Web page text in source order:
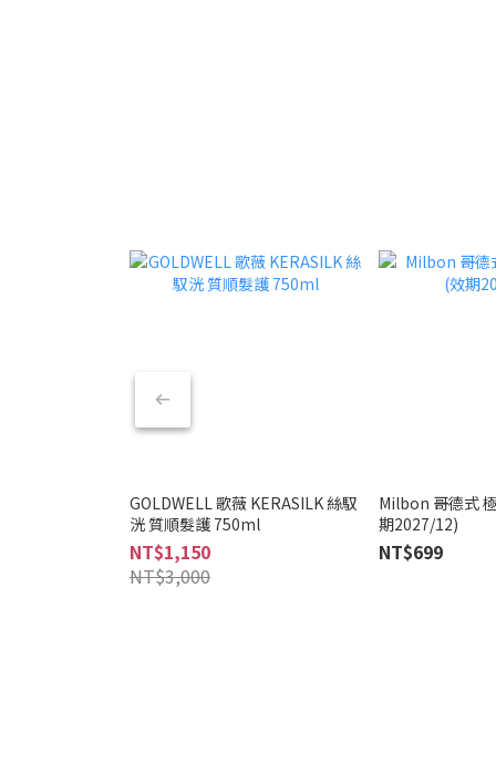
GOLDWELL 歌薇 KERASILK 絲馭
洸 質順髮護 750ml
NT$1,150
NT$3,000
Milbon 哥德式
期2027/12)
NT$699